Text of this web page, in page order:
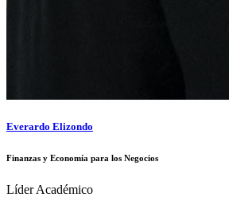
Everardo Elizondo
Finanzas y Economía para los Negocios
Líder Académico